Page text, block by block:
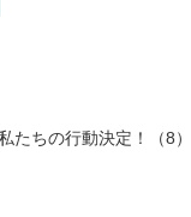
たちの行動決定！（8